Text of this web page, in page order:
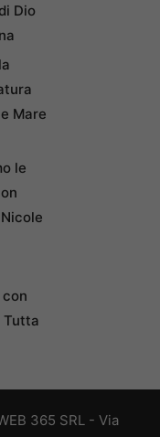
Dio
Mare
le
Tutta
365 SRL - Via